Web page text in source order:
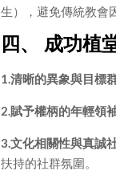
生），避免傳統教會
四、 成功植
1.清晰的異象與目標
2.賦予權柄的年輕領
3.文化相關性與真誠
扶持的社群氛圍。